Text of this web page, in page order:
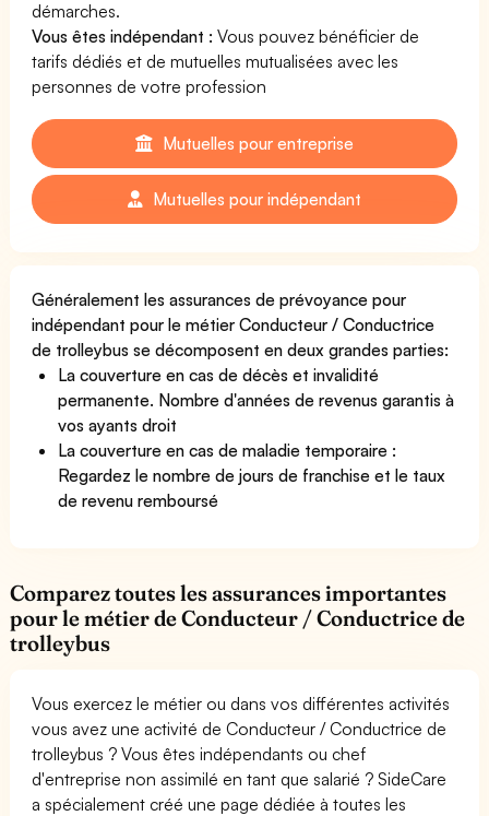
démarches.
Vous êtes indépendant : Vous pouvez bénéficier de
tarifs dédiés et de mutuelles mutualisées avec les
personnes de votre profession
Mutuelles pour entreprise
Mutuelles pour indépendant
Généralement les assurances de prévoyance pour
indépendant pour le métier Conducteur / Conductrice
de trolleybus se décomposent en deux grandes parties:
La couverture en cas de décès et invalidité
permanente. Nombre d'années de revenus garantis à
vos ayants droit
La couverture en cas de maladie temporaire :
Regardez le nombre de jours de franchise et le taux
de revenu remboursé
Comparez toutes les assurances importantes
pour le métier de Conducteur / Conductrice de
trolleybus
Vous exercez le métier ou dans vos différentes activités
vous avez une activité de Conducteur / Conductrice de
trolleybus ? Vous êtes indépendants ou chef
d'entreprise non assimilé en tant que salarié ? SideCare
a spécialement créé une page dédiée à toutes les